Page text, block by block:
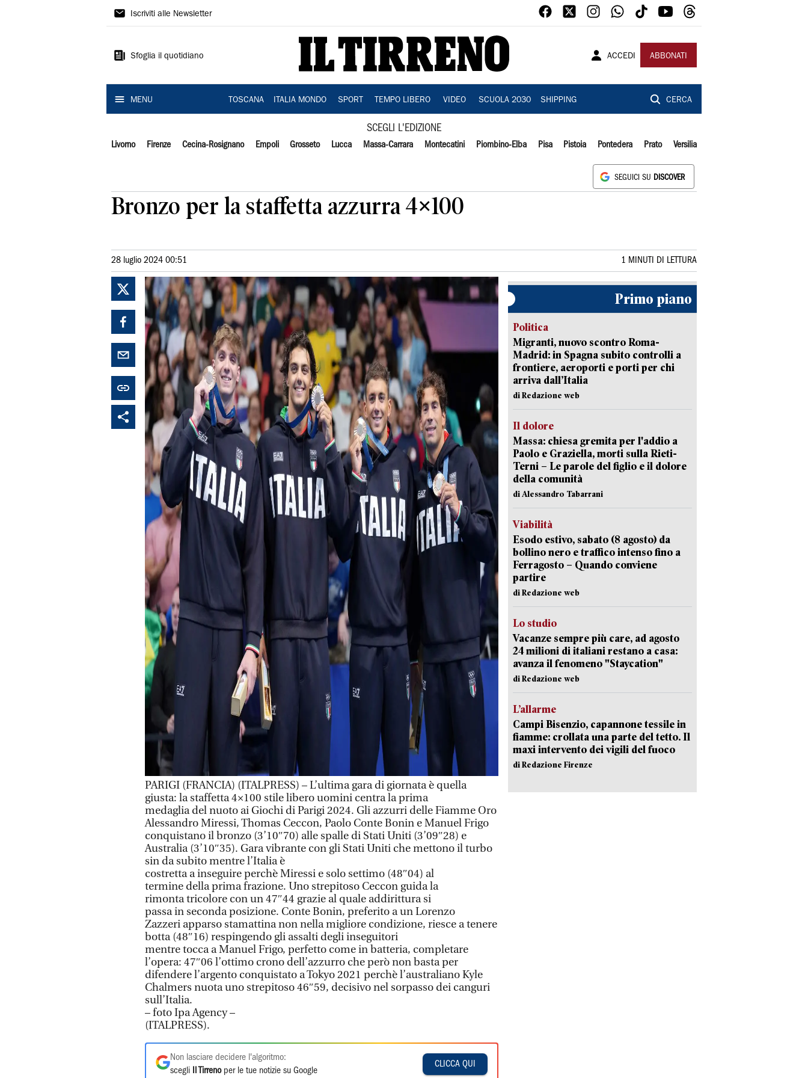
Il
Iscriviti alle Newsletter
Sfoglia il quotidiano ACCEDI ABBONATI
MENU TOSCANA ITALIA MONDO SPORT TEMPO LIBERO VIDEO SCUOLA 2030 SHIPPING CERCA
SCEGLI L'EDIZIONE
Livorno Firenze Cecina-Rosignano Empoli Grosseto Lucca Massa-Carrara Montecatini Piombino-Elba Pisa Pistoia Pontedera Prato Versilia
SEGUICI SU DISCOVER
Bronzo per la staffetta azzurra 4×100
28 luglio 2024 00:51 1 MINUTI DI LETTURA
PARIGI (FRANCIA) (ITALPRESS) – L’ultima gara di giornata è quella
giusta: la staffetta 4×100 stile libero uomini centra la prima
medaglia del nuoto ai Giochi di Parigi 2024. Gli azzurri delle Fiamme Oro
Alessandro Miressi, Thomas Ceccon, Paolo Conte Bonin e Manuel Frigo
conquistano il bronzo (3’10″70) alle spalle di Stati Uniti (3’09″28) e
Australia (3’10″35). Gara vibrante con gli Stati Uniti che mettono il turbo
sin da subito mentre l’Italia è
costretta a inseguire perchè Miressi e solo settimo (48″04) al
termine della prima frazione. Uno strepitoso Ceccon guida la
rimonta tricolore con un 47″44 grazie al quale addirittura si
passa in seconda posizione. Conte Bonin, preferito a un Lorenzo
Zazzeri apparso stamattina non nella migliore condizione, riesce a tenere
botta (48″16) respingendo gli assalti degli inseguitori
mentre tocca a Manuel Frigo, perfetto come in batteria, completare
l’opera: 47″06 l’ottimo crono dell’azzurro che però non basta per
difendere l’argento conquistato a Tokyo 2021 perchè l’australiano Kyle
Chalmers nuota uno strepitoso 46″59, decisivo nel sorpasso dei canguri
sull’Italia.
– foto Ipa Agency –
(ITALPRESS).
Non lasciare decidere l'algoritmo:
scegli
Il Tirrenoper le tue notizie su Google
CLICCA QUI
Primo piano
Politica
Migranti, nuovo scontro Roma-
Madrid: in Spagna subito controlli a
frontiere, aeroporti e porti per chi
arriva dall’Italia
di Redazione web
Il dolore
Massa: chiesa gremita per l'addio a
Paolo e Graziella, morti sulla Rieti-
Terni – Le parole del figlio e il dolore
della comunità
di Alessandro Tabarrani
Viabilità
Esodo estivo, sabato (8 agosto) da
bollino nero e traffico intenso fino a
Ferragosto – Quando conviene
partire
di Redazione web
Lo studio
Vacanze sempre più care, ad agosto
24 milioni di italiani restano a casa:
avanza il fenomeno "Staycation"
di Redazione web
L’allarme
Campi Bisenzio, capannone tessile in
fiamme: crollata una parte del tetto. Il
maxi intervento dei vigili del fuoco
di Redazione Firenze